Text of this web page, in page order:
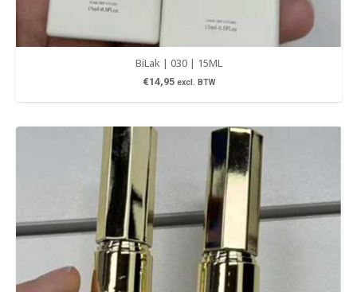
BiLak | 030 | 15ML
€14,95 excl. BTW